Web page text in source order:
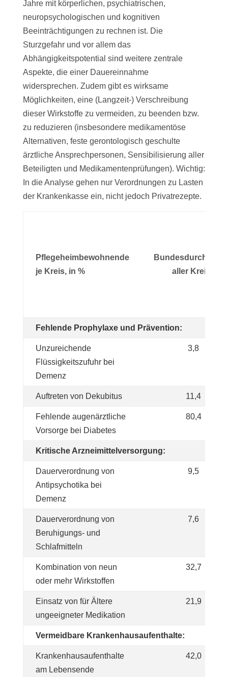
Jahre mit körperlichen, psychiatrischen,
neuropsychologischen und kognitiven
Beeinträchtigungen zu rechnen ist. Die
Sturzgefahr und vor allem das
Abhängigkeitspotential sind weitere zentrale
Aspekte, die einer Dauereinnahme
widersprechen. Zudem gibt es wirksame
Möglichkeiten, eine (Langzeit-) Verschreibung
dieser Wirkstoffe zu vermeiden, zu beenden bzw.
zu reduzieren (insbesondere medikamentöse
Alternativen, feste gerontologisch geschulte
ärztliche Ansprechpersonen, Sensibilisierung aller
Beteiligten und Medikamentenprüfungen). Wichtig:
In die Analyse gehen nur Verordnungen zu Lasten
der Krankenkasse ein, nicht jedoch Privatrezepte.
Pflegeheimbewohnende
je Kreis, in %
aller Kreise
Fehlende Prophylaxe und Prävention:
Unzureichende
Flüssigkeitszufuhr bei
Demenz
3,8
Auftreten von Dekubitus 11,4
Fehlende augenärztliche
Vorsorge bei Diabetes
80,4
Kritische Arzneimittelversorgung:
Dauerverordnung von
Antipsychotika bei
Demenz
9,5
Dauerverordnung von
Beruhigungs- und
Schlafmitteln
7,6
Kombination von neun
oder mehr Wirkstoffen
32,7
Einsatz von für Ältere
ungeeigneter Medikation
21,9
Vermeidbare Krankenhausaufenthalte:
Krankenhausaufenthalte
am Lebensende
42,0